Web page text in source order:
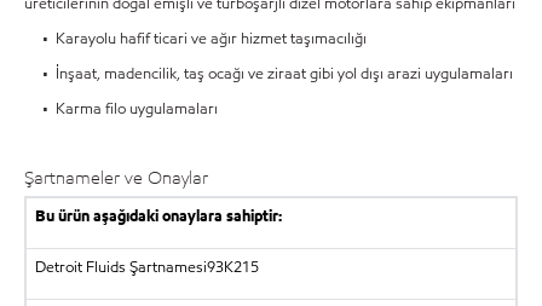
• Karayolu hafif ticari ve ağır hizmet taşımacılığı
• İnşaat, madencilik, taş ocağı ve ziraat gibi yol dışı arazi uygulamaları
• Karma filo uygulamaları
Şartnameler ve Onaylar
Bu ürün aşağıdaki onaylara sahiptir:
Detroit Fluids Şartnamesi93K215